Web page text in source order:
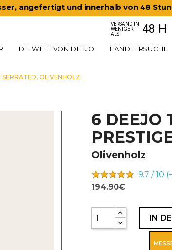
angefertigt und innerhalb von 48
DIE WELT VON DEEJO HÄNDLERSUCHE
VERSAND IN
WENIGER
ALS
48 H
SERRATED, OLIVENHOLZ
6 DEEJO
Olivenholz
9.7 / 10
194.90€
IN